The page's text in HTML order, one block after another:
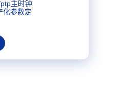
主时钟
化参数定